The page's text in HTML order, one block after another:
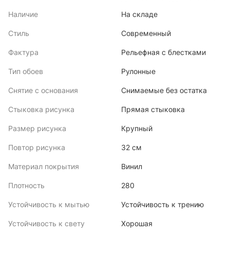
Наличие На складе
Стиль Современный
Фактура Рельефная с блестками
Тип обоев Рулонные
Снятие с основания Снимаемые без остатка
Стыковка рисунка Прямая стыковка
Размер рисунка Крупный
Повтор рисунка 32 см
Материал покрытия Винил
Плотность 280
Устойчивость к мытью Устойчивость к трению
Устойчивость к свету Хорошая